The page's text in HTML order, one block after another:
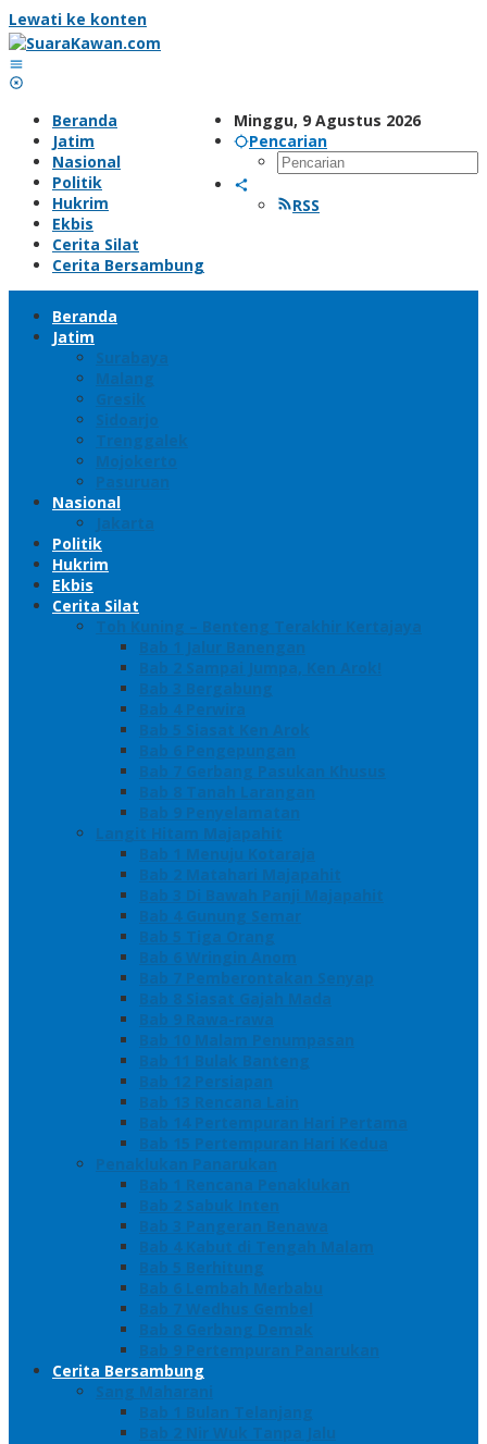
Lewati ke konten
Minggu, 9 Agustus 2026
Pencarian
RSS
Beranda
Jatim
Nasional
Politik
Hukrim
Ekbis
Cerita Silat
Cerita Bersambung
Beranda
Jatim
Surabaya
Malang
Gresik
Sidoarjo
Trenggalek
Mojokerto
Pasuruan
Nasional
Jakarta
Politik
Hukrim
Ekbis
Cerita Silat
Toh Kuning – Benteng Terakhir Kertajaya
Bab 1 Jalur Banengan
Bab 2 Sampai Jumpa, Ken Arok!
Bab 3 Bergabung
Bab 4 Perwira
Bab 5 Siasat Ken Arok
Bab 6 Pengepungan
Bab 7 Gerbang Pasukan Khusus
Bab 8 Tanah Larangan
Bab 9 Penyelamatan
Langit Hitam Majapahit
Bab 1 Menuju Kotaraja
Bab 2 Matahari Majapahit
Bab 3 Di Bawah Panji Majapahit
Bab 4 Gunung Semar
Bab 5 Tiga Orang
Bab 6 Wringin Anom
Bab 7 Pemberontakan Senyap
Bab 8 Siasat Gajah Mada
Bab 9 Rawa-rawa
Bab 10 Malam Penumpasan
Bab 11 Bulak Banteng
Bab 12 Persiapan
Bab 13 Rencana Lain
Bab 14 Pertempuran Hari Pertama
Bab 15 Pertempuran Hari Kedua
Penaklukan Panarukan
Bab 1 Rencana Penaklukan
Bab 2 Sabuk Inten
Bab 3 Pangeran Benawa
Bab 4 Kabut di Tengah Malam
Bab 5 Berhitung
Bab 6 Lembah Merbabu
Bab 7 Wedhus Gembel
Bab 8 Gerbang Demak
Bab 9 Pertempuran Panarukan
Cerita Bersambung
Sang Maharani
Bab 1 Bulan Telanjang
Bab 2 Nir Wuk Tanpa Jalu